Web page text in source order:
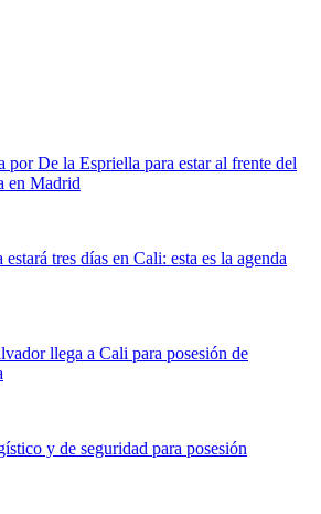
por De la Espriella para estar al frente del
en Madrid
tres días en Cali: esta es la agenda
llega a Cali para posesión de
y de seguridad para posesión